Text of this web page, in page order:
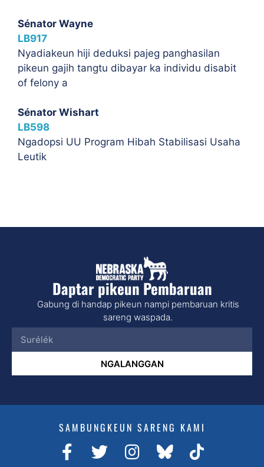
Sénator Wayne
LB917
Nyadiakeun hiji deduksi pajeg panghasilan
pikeun gajih tangtu dibayar ka individu disabit
of felony a
Sénator Wishart
LB598
Ngadopsi UU Program Hibah Stabilisasi Usaha
Leutik
Daptar pikeun Pembaruan
Gabung di handap pikeun nampi pembaruan kritis
sareng waspada.
NGALANGGAN
SAMBUNGKEUN SARENG KAMI